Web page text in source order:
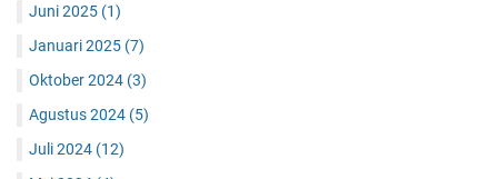
Juni 2025 (1)
Januari 2025 (7)
Oktober 2024 (3)
Agustus 2024 (5)
Juli 2024 (12)